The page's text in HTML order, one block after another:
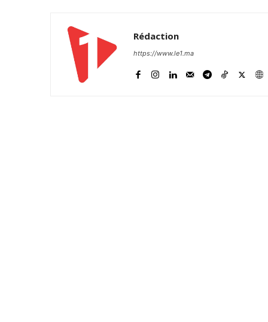
Rédaction
https://www.le1.ma